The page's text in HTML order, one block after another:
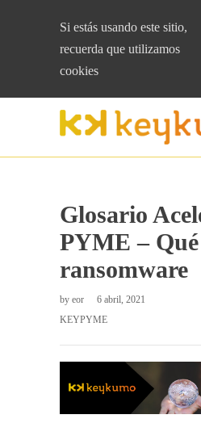
Si estás usando este sitio,
recuerda que utilizamos
cookies
Home keyPYME
– Qué es
Glosario
PYME – Qué
ransomware
by eor
6 abril, 2021
KEYPYME